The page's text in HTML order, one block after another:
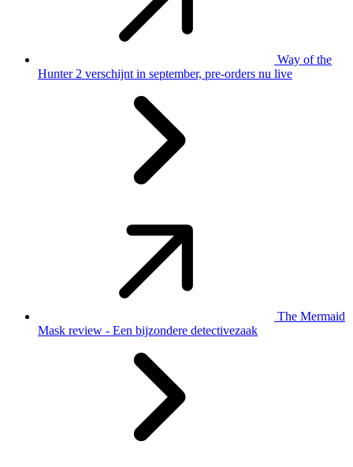
Way of the
Hunter 2 verschijnt in september, pre-orders nu live
The Mermaid
Mask review - Een bijzondere detectivezaak